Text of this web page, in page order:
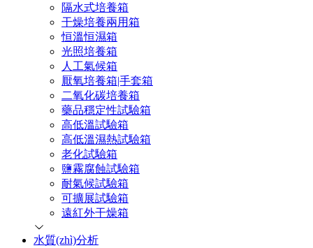
隔水式培養箱
干燥培養兩用箱
恒溫恒濕箱
光照培養箱
人工氣候箱
厭氧培養箱|手套箱
二氧化碳培養箱
藥品穩定性試驗箱
高低溫試驗箱
高低溫濕熱試驗箱
老化試驗箱
鹽霧腐蝕試驗箱
耐氣候試驗箱
可擴展試驗箱
遠紅外干燥箱
水質(zhì)分析